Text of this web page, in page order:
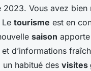
2023. Vous avez bien
tourisme est en
saison
et d’informations
habitué des visites